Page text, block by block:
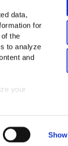
data,
for
the
to analyze
and
your
nous sur